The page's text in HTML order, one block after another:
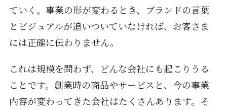
ていく。事業の形が変わるとき、ブランドの言葉
とビジュアルが追いついていなければ、お客さま
には正確に伝わりません。
これは規模を問わず、どんな会社にも起こりうる
ことです。創業時の商品やサービスと、今の事業
内容が変わってきた会社はたくさんあります。そ